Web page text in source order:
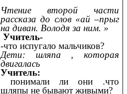
Чтение второй части
рассказа до слов «ай –прыг
на диван. Володя за ним. »
Учитель-
-что испугало мальчиков?
Дети: шляпа , которая
двигалась
Учитель:
понимали ли они .что
шляпы не бывают живыми?